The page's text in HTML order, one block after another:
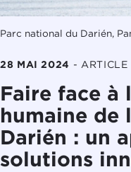
Parc national du Darién,
28 MAI 2024 - ARTICLE
Faire face à
humaine de
Darién : un
solutions